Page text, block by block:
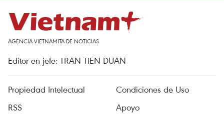
AGENCIA VIETNAMITA DE NOTICIAS
Editor en jefe: TRAN TIEN DUAN
Propiedad Intelectual
Condiciones de Uso
RSS
Apoyo